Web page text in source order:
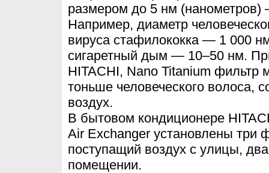
размером до 5 нм
Например, диаметр
вируса стафилококка — 1 000
сигаретный дым — 10–50 нм.
HITACHI, Nano Titanium фильтр
тоньше человеческого волоса,
воздух.
В бытовом кондиционере
Air Exchanger установлены три
поступащий воздух с улицы,
помещении.